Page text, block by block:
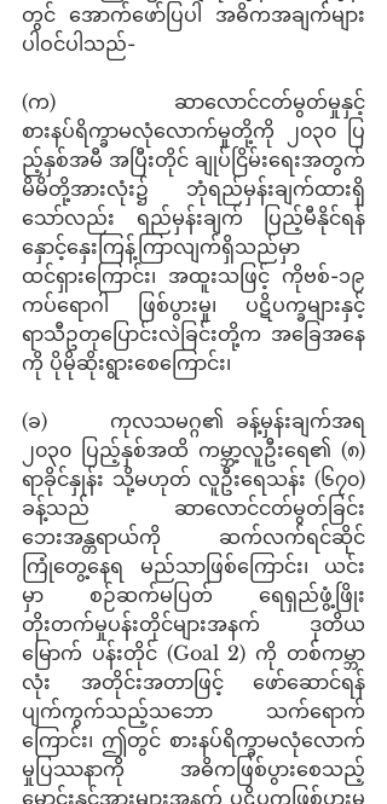
တွင် အောက်ဖော်ပြပါ အဓိကအချက်များ
ပါဝင်ပါသည်-
(က)    ဆာလောင်ငတ်မွတ်မှုနှင့်
စားနပ်ရိက္ခာမလုံလောက်မှုတို့ကို ၂၀၃၀ ပြ
ည့်နှစ်အမီ အပြီးတိုင် ချုပ်ငြိမ်းရေးအတွက်
မိမိတို့အားလုံး၌ ဘုံရည်မှန်းချက်ထားရှိ
သော်လည်း ရည်မှန်းချက် ပြည့်မီနိုင်ရန်
နှောင့်နှေးကြန့်ကြာလျက်ရှိသည်မှာ
ထင်ရှားကြောင်း၊ အထူးသဖြင့် ကိုဗစ်-၁၉
ကပ်ရောဂါ ဖြစ်ပွားမှု၊ ပဋိပက္ခများနှင့်
ရာသီဥတုပြောင်းလဲခြင်းတို့က အခြေအနေ
ကို ပိုမိုဆိုးရွားစေကြောင်း၊
(ခ)     ကုလသမဂ္ဂ၏ ခန့်မှန်းချက်အရ
၂၀၃၀ ပြည့်နှစ်အထိ ကမ္ဘာ့လူဦးရေ၏ (၈)
ရာခိုင်နှုန်း သို့မဟုတ် လူဦးရေသန်း (၆၇၀)
ခန့်သည် ဆာလောင်ငတ်မွတ်ခြင်း
ဘေးအန္တရာယ်ကို ဆက်လက်ရင်ဆိုင်
ကြုံတွေ့နေရ မည်သာဖြစ်ကြောင်း၊ ယင်း
မှာ စဉ်ဆက်မပြတ် ရေရှည်ဖွံ့ဖြိုး
တိုးတက်မှုပန်းတိုင်များအနက် ဒုတိယ
မြောက် ပန်းတိုင် (Goal 2) ကို တစ်ကမ္ဘာ
လုံး အတိုင်းအတာဖြင့် ဖော်ဆောင်ရန်
ပျက်ကွက်သည့်သဘော သက်ရောက်
ကြောင်း၊ ဤတွင် စားနပ်ရိက္ခာမလုံလောက်
မှုပြဿနာကို အဓိကဖြစ်ပွားစေသည့်
မောင်းနှင်အားများအနက် ပဋိပက္ခဖြစ်ပွားမှု